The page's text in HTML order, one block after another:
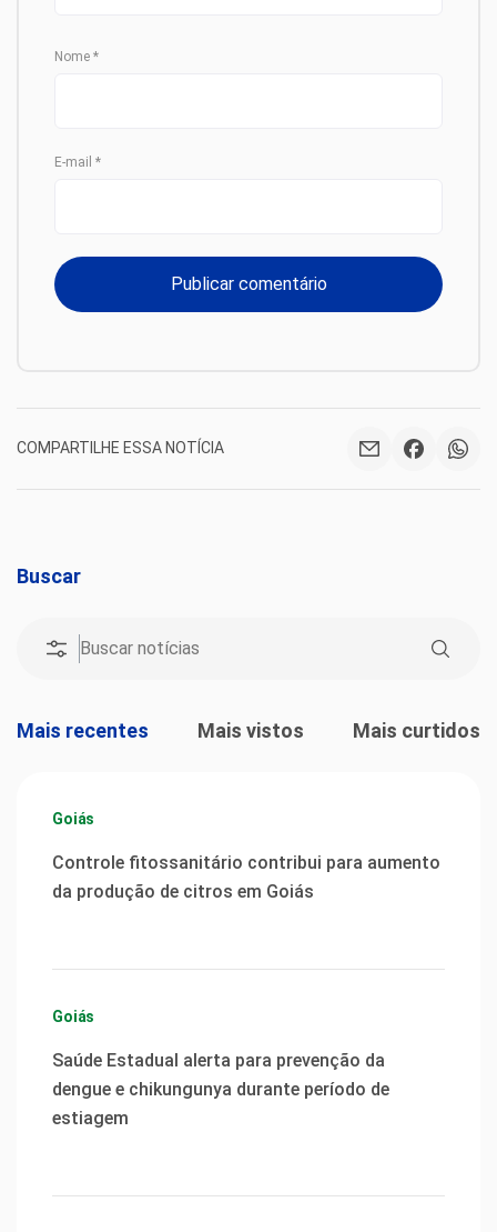
Nome *
E-mail *
COMPARTILHE ESSA NOTÍCIA
Buscar
Mais recentes Mais vistos Mais curtidos
Goiás
Controle fitossanitário contribui para aumento
da produção de citros em Goiás
Goiás
Saúde Estadual alerta para prevenção da
dengue e chikungunya durante período de
estiagem